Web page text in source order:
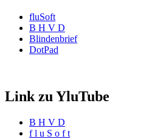
fluSoft
B H V D
Blindenbrief
DotPad
Link zu YluTube
B H V D
f l u S o f t